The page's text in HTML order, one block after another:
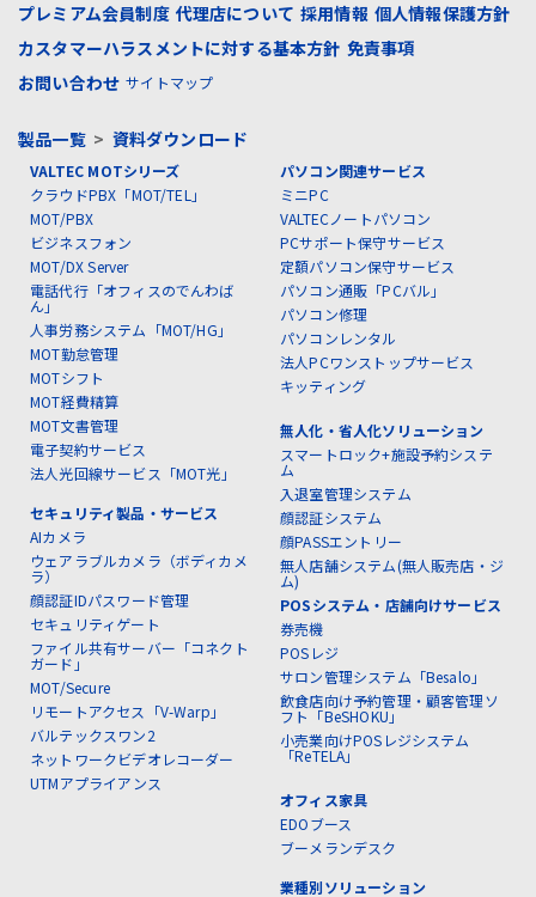
プレミアム会員制度 代理店について 採用情報 個人情報保護方針
カスタマーハラスメントに対する基本方針 免責事項
お問い合わせ サイトマップ
製品一覧> 資料ダウンロード
VALTEC MOTシリーズ
クラウドPBX「MOT/TEL」
MOT/PBX
ビジネスフォン
MOT/DX Server
電話代行「オフィスのでんわば
ん」
人事労務システム「MOT/HG」
MOT勤怠管理
MOTシフト
MOT経費精算
MOT文書管理
電子契約サービス
法人光回線サービス「MOT光」
セキュリティ製品・サービス
AIカメラ
ウェアラブルカメラ（ボディカメ
ラ）
顔認証IDパスワード管理
セキュリティゲート
ファイル共有サーバー「コネクト
ガード」
MOT/Secure
リモートアクセス「V-Warp」
バルテックスワン2
ネットワークビデオレコーダー
UTMアプライアンス
パソコン関連サービス
ミニPC
VALTECノートパソコン
PCサポート保守サービス
定額パソコン保守サービス
パソコン通販「PCバル」
パソコン修理
パソコンレンタル
法人PCワンストップサービス
キッティング
無人化・省人化ソリューション
スマートロック+施設予約システ
ム
入退室管理システム
顔認証システム
顔PASSエントリー
無人店舗システム(無人販売店・ジ
ム)
POSシステム・店舗向けサービス
券売機
POSレジ
サロン管理システム「Besalo」
飲食店向け予約管理・顧客管理ソ
フト「BeSHOKU」
小売業向けPOSレジシステム
「ReTELA」
オフィス家具
EDOブース
ブーメランデスク
業種別ソリューション